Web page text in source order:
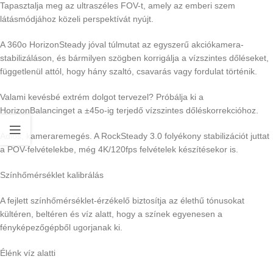
Tapasztalja meg az ultraszéles FOV-t, amely az emberi szem
látásmódjához közeli perspektívát nyújt.
A 360o HorizonSteady jóval túlmutat az egyszerű akciókamera-
stabilizáláson, és bármilyen szögben korrigálja a vízszintes dőléseket,
függetlenül attól, hogy hány szaltó, csavarás vagy fordulat történik.
Valami kevésbé extrém dolgot tervezel? Próbálja ki a
HorizonBalancinget a ±45o-ig terjedő vízszintes dőléskorrekcióhoz.
Adios, kameraremegés. A RockSteady 3.0 folyékony stabilizációt juttat
a POV-felvételekbe, még 4K/120fps felvételek készítésekor is.
Színhőmérséklet kalibrálás
A fejlett színhőmérséklet-érzékelő biztosítja az élethű tónusokat
kültéren, beltéren és víz alatt, hogy a színek egyenesen a
fényképezőgépből ugorjanak ki.
Élénk víz alatti